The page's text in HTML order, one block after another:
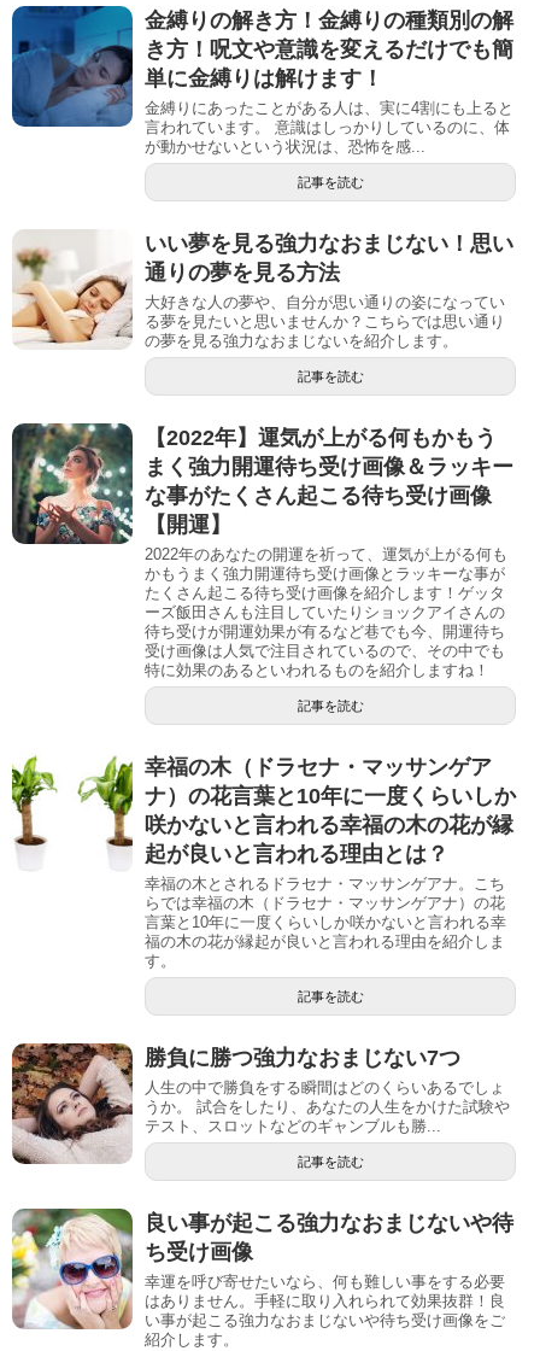
金縛りの解き方！金縛りの種類別の解
き方！呪文や意識を変えるだけでも簡
単に金縛りは解けます！
金縛りにあったことがある人は、実に4割にも上ると
言われています。 意識はしっかりしているのに、体
が動かせないという状況は、恐怖を感...
記事を読む
いい夢を見る強力なおまじない！思い
通りの夢を見る方法
大好きな人の夢や、自分が思い通りの姿になってい
る夢を見たいと思いませんか？こちらでは思い通り
の夢を見る強力なおまじないを紹介します。
記事を読む
【2022年】運気が上がる何もかもう
まく強力開運待ち受け画像＆ラッキー
な事がたくさん起こる待ち受け画像
【開運】
2022年のあなたの開運を祈って、運気が上がる何も
かもうまく強力開運待ち受け画像とラッキーな事が
たくさん起こる待ち受け画像を紹介します！ゲッタ
ーズ飯田さんも注目していたりショックアイさんの
待ち受けが開運効果が有るなど巷でも今、開運待ち
受け画像は人気で注目されているので、その中でも
特に効果のあるといわれるものを紹介しますね！
記事を読む
幸福の木（ドラセナ・マッサンゲア
ナ）の花言葉と10年に一度くらいしか
咲かないと言われる幸福の木の花が縁
起が良いと言われる理由とは？
幸福の木とされるドラセナ・マッサンゲアナ。こち
らでは幸福の木（ドラセナ・マッサンゲアナ）の花
言葉と10年に一度くらいしか咲かないと言われる幸
福の木の花が縁起が良いと言われる理由を紹介しま
す。
記事を読む
勝負に勝つ強力なおまじない7つ
人生の中で勝負をする瞬間はどのくらいあるでしょ
うか。 試合をしたり、あなたの人生をかけた試験や
テスト、スロットなどのギャンブルも勝...
記事を読む
良い事が起こる強力なおまじないや待
ち受け画像
幸運を呼び寄せたいなら、何も難しい事をする必要
はありません。手軽に取り入れられて効果抜群！良
い事が起こる強力なおまじないや待ち受け画像をご
紹介します。